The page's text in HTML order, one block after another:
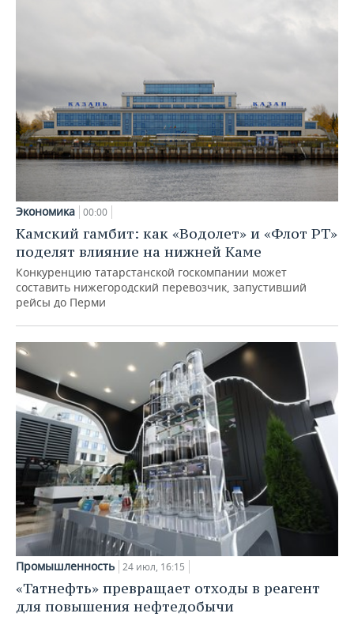
Экономика 00:00
Камский гамбит: как «Водолет» и «Флот РТ»
поделят влияние на нижней Каме
Конкуренцию татарстанской госкомпании может
составить нижегородский перевозчик, запустивший
рейсы до Перми
Промышленность 24 июл, 16:15
«Татнефть» превращает отходы в реагент
для повышения нефтедобычи